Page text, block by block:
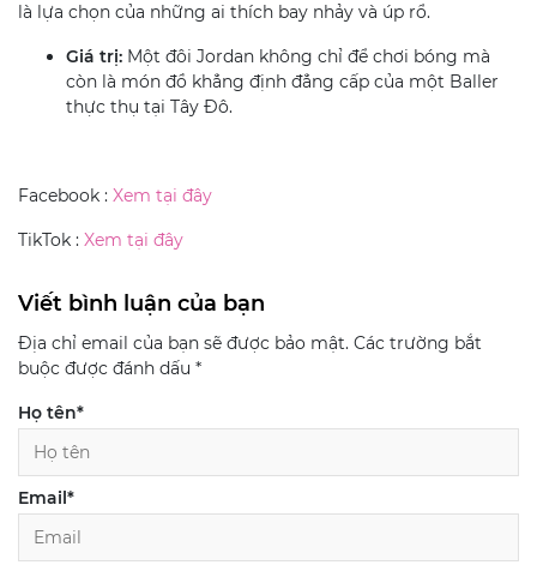
là lựa chọn của những ai thích bay nhảy và úp rổ.
Giá trị: Một đôi Jordan không chỉ để chơi bóng mà
còn là món đồ khẳng định đẳng cấp của một Baller
thực thụ tại Tây Đô.
Facebook : Xem tại đây
TikTok : Xem tại đây
Viết bình luận của bạn
Địa chỉ email của bạn sẽ được bảo mật. Các trường bắt
buộc được đánh dấu *
Họ tên*
Email *